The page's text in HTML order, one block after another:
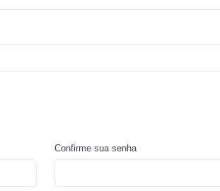
Confirme sua senha